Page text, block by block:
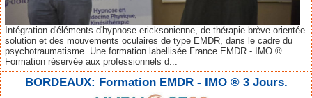
Intégration d'éléments d'hypnose ericksonienne, de thérapie brève orientée
solution et des mouvements oculaires de type EMDR, dans le cadre du
psychotraumatisme. Une formation labellisée France EMDR - IMO ®
Formation réservée aux professionnels d...
BORDEAUX: Formation EMDR - IMO ® 3 Jours.